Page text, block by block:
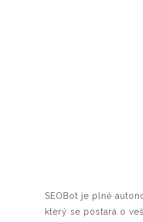
SEOBot je plně
který se postará o